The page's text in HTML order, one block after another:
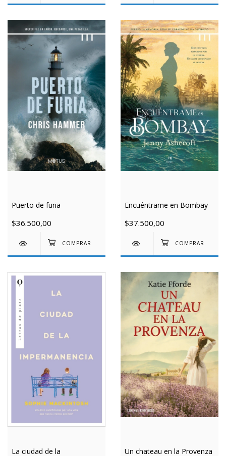
Puerto de furia
$36.500,00
Encuéntrame en Bombay
$37.500,00
La ciudad de la
Un chateau en la Provenza